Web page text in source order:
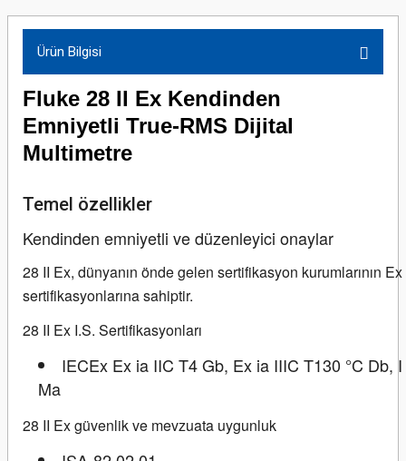
Ürün Bilgisi
Fluke 28 II Ex Kendinden
Emniyetli True-RMS Dijital
Multimetre
Temel özellikler
Kendinden emniyetli ve düzenleyici onaylar
28 II Ex, dünyanın önde gelen sertifikasyon kurumlarının Ex
sertifikasyonlarına sahiptir.
28 II Ex I.S. Sertifikasyonları
IECEx Ex ia IIC T4 Gb, Ex ia IIIC T130 °C Db,
Ma
28 II Ex güvenlik ve mevzuata uygunluk